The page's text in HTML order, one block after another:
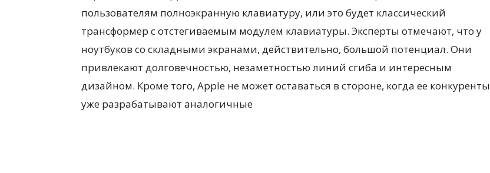
пользователям полноэкранную клавиатуру, или это будет классический
трансформер с отстегиваемым модулем клавиатуры. Эксперты отмечают, что у
ноутбуков со складными экранами, действительно, большой потенциал. Они
привлекают долговечностью, незаметностью линий сгиба и интересным
дизайном. Кроме того, Apple не может оставаться в стороне, когда ее конкуренты
уже разрабатывают аналогичные